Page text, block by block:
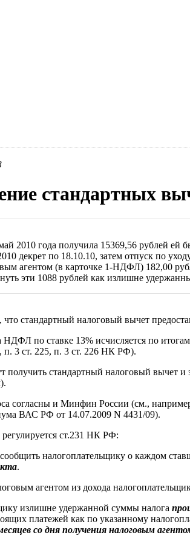
стандартных
2010 года получила 15369,56 рублей
декрет по 18.10.10, затем отпуск по
агентом (в карточке 1-НДФЛ) 182,00
эти 1088 рублей как излишне
стандартный налоговый вычет
по ставке 13% исчисляется по
п. 3 ст. 225, п. 3 ст. 226 НК РФ).
получить стандартный налоговый вычет
согласны и Минфин России (см.,
ВАС РФ от 14.07.2009 N 4431/09).
регулируется ст.231 НК РФ:
налогоплательщику о каждом
.
агентом из дохода
излишне удержанной суммы налога
платежей как по указанному
со дня получения налоговым